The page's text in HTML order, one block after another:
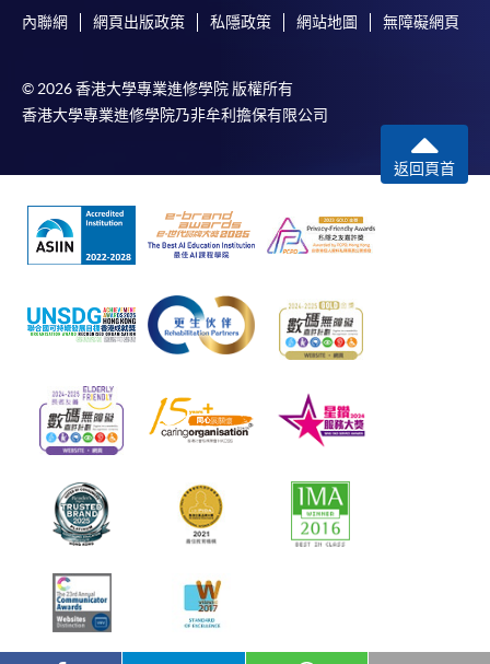
內聯網 網頁出版政策 私隱政策 網站地圖 無障礙網頁
© 2026 香港大學專業進修學院 版權所有
香港大學專業進修學院乃非牟利擔保有限公司
返回頁首